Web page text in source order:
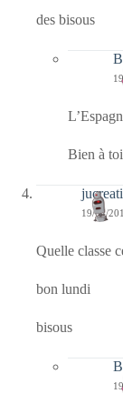
des bisous
Bien à
19/04/
Quelle classe
bon lundi
bisous